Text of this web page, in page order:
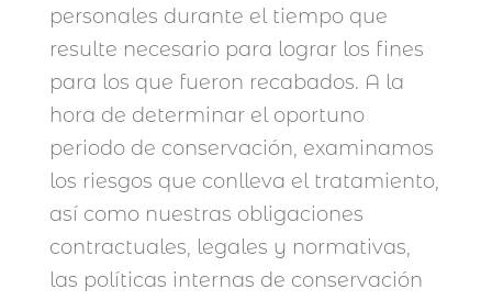
personales durante el tiempo que
resulte necesario para lograr los fines
para los que fueron recabados. A la
hora de determinar el oportuno
periodo de conservación, examinamos
los riesgos que conlleva el tratamiento,
así como nuestras obligaciones
contractuales, legales y normativas,
las políticas internas de conservación